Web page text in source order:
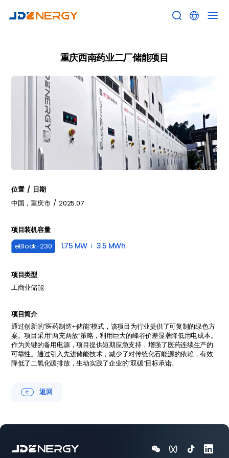
 
 返回
重庆西南药业二厂储能项目
位置 / 日期
中国，重庆市 / 2025.07
项目装机容量
eBlock-230 1.75 MW 3.5 MWh
项目类型
工商业储能
项目简介
通过创新的“医药制造+储能”模式，该项目为行业提供了可复制的绿色方
案。项目采用“两充两放”策略，利用巨大的峰谷价差显著降低用电成本。
作为关键的备用电源，项目提供短期应急支持，增强了医药连续生产的
可靠性。通过引入先进储能技术，减少了对传统化石能源的依赖，有效
降低了二氧化碳排放，生动实践了企业的“双碳”目标承诺。
   